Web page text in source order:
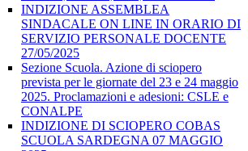
INDIZIONE ASSEMBLEA
SINDACALE ON LINE IN ORARIO DI
SERVIZIO PERSONALE DOCENTE
27/05/2025
Sezione Scuola. Azione di sciopero
prevista per le giornate del 23 e 24 maggio
2025. Proclamazioni e adesioni: CSLE e
CONALPE
INDIZIONE DI SCIOPERO COBAS
SCUOLA SARDEGNA 07 MAGGIO